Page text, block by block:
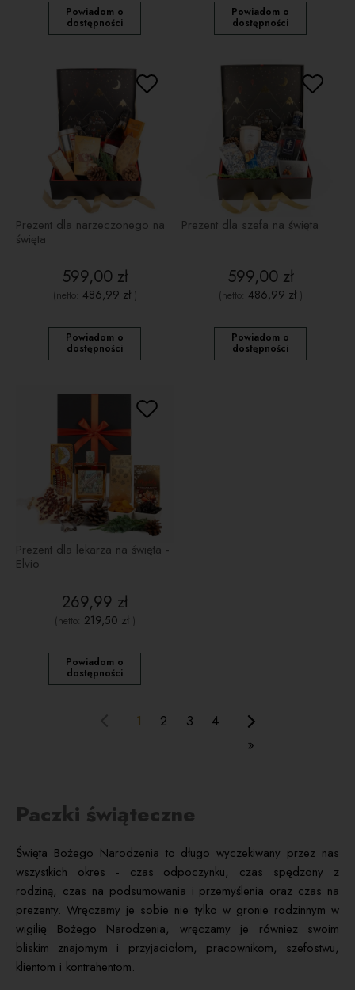
Powiadom o
dostępności
Powiadom o
dostępności
Prezent dla narzeczonego na
święta
599,00 zł
(netto: 486,99 zł)
Powiadom o
dostępności
Prezent dla szefa na święta
599,00 zł
(netto: 486,99 zł)
Powiadom o
dostępności
Prezent dla lekarza na święta -
Elvio
269,99 zł
(netto: 219,50 zł)
Powiadom o
dostępności
1 2 3
4
»
Paczki świąteczne
Święta Bożego Narodzenia to długo wyczekiwany przez nas
wszystkich okres - czas odpoczynku, czas spędzony z
rodziną, czas na podsumowania i przemyślenia oraz czas na
prezenty. Wręczamy je sobie nie tylko w gronie rodzinnym w
wigilię Bożego Narodzenia, wręczamy je równiez swoim
bliskim znajomym i przyjaciołom, pracownikom, szefostwu,
klientom i kontrahentom.